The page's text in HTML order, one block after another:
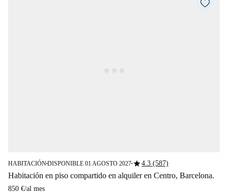
HABITACIÓN■DISPONIBLE 01 AGOSTO 2027■star4.3 (587)
Habitación en piso compartido en alquiler en Centro, Barcelona.
850 €/al mes